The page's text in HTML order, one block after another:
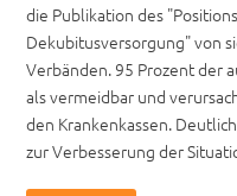
die Publikation des
Dekubitusversorgung" von
Verbänden. 95 Prozent der
als vermeidbar und
den Krankenkassen.
zur Verbesserung der